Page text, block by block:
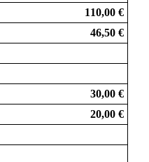
110,00 €
46,50 €
30,00 €
20,00 €